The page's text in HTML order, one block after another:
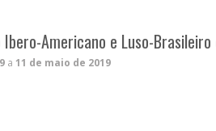
Americano e Luso-
9 a 11 de maio de 2019